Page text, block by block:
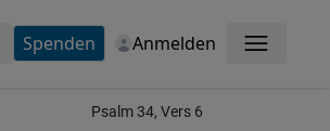
Spenden Anmelden Menü
Psalm 34, Vers 6